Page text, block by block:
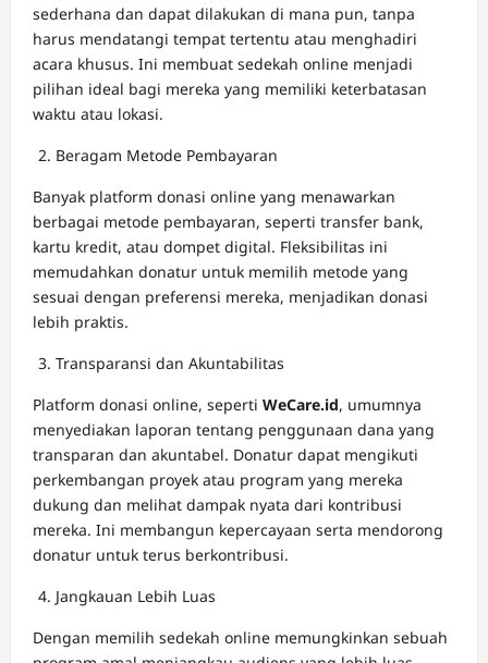
sederhana dan dapat dilakukan di mana pun, tanpa
harus mendatangi tempat tertentu atau menghadiri
acara khusus. Ini membuat sedekah online menjadi
pilihan ideal bagi mereka yang memiliki keterbatasan
waktu atau lokasi.
Beragam Metode Pembayaran
Banyak platform donasi online yang menawarkan
berbagai metode pembayaran, seperti transfer bank,
kartu kredit, atau dompet digital. Fleksibilitas ini
memudahkan donatur untuk memilih metode yang
sesuai dengan preferensi mereka, menjadikan donasi
lebih praktis.
Transparansi dan Akuntabilitas
Platform donasi online, seperti WeCare.id, umumnya
menyediakan laporan tentang penggunaan dana yang
transparan dan akuntabel. Donatur dapat mengikuti
perkembangan proyek atau program yang mereka
dukung dan melihat dampak nyata dari kontribusi
mereka. Ini membangun kepercayaan serta mendorong
donatur untuk terus berkontribusi.
Jangkauan Lebih Luas
Dengan memilih sedekah online memungkinkan sebuah